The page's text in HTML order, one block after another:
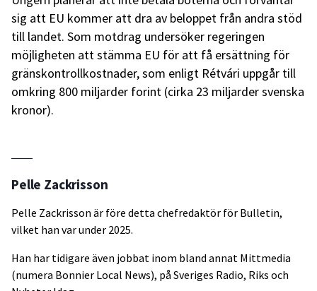
sig att EU kommer att dra av beloppet från andra stöd
till landet. Som motdrag undersöker regeringen
möjligheten att stämma EU för att få ersättning för
gränskontrollkostnader, som enligt Rétvári uppgår till
omkring 800 miljarder forint (cirka 23 miljarder svenska
kronor).
Pelle Zackrisson
Pelle Zackrisson är före detta chefredaktör för Bulletin,
vilket han var under 2025.
Han har tidigare även jobbat inom bland annat Mittmedia
(numera Bonnier Local News), på Sveriges Radio, Riks och